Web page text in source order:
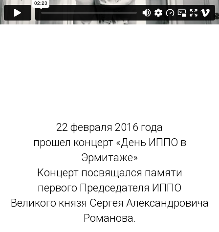
22 февраля 2016 годa
прошел концерт «День ИППО в
Эрмитаже»
Концерт посвящался памяти
первого Председателя ИППО
Великого князя Сергея Александровича
Романова.